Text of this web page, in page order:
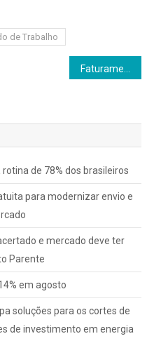
de Trabalho
de 78% dos brasileiros
para modernizar envio e
e mercado deve ter
Parente
em agosto
soluções para os cortes de
de investimento em energia